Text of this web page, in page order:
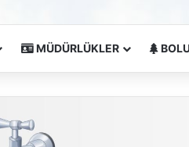
MÜDÜRLÜKLER